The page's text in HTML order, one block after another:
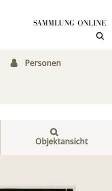
Personen
Objektansicht